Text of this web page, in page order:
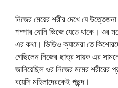
নিজের মেয়ের শরীর দেখে যে
শম্পার যোনি ভিজে যেতে থাকে। ওর
এর কথা। ভিডিও ক্যামেরা তে
গেছিলেন নিজের ছাত্র সায়ক এর
জানিয়েছিল ওর নিজের মমের শরীরের
বয়েসি মহিলাদেরকেই পছন্দ।